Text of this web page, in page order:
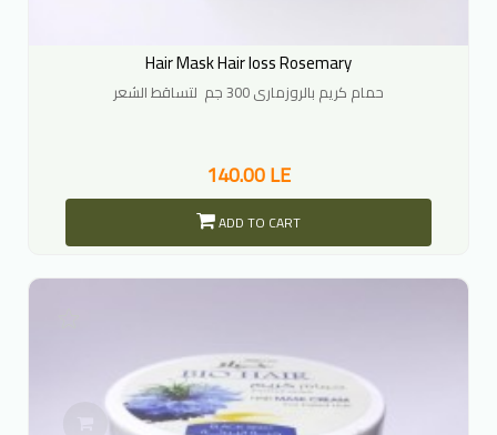
Hair Mask Hair loss Rosemary
حمام كريم بالروزمارى 300 جم لتساقط الشعر
140.00 LE
ADD TO CART